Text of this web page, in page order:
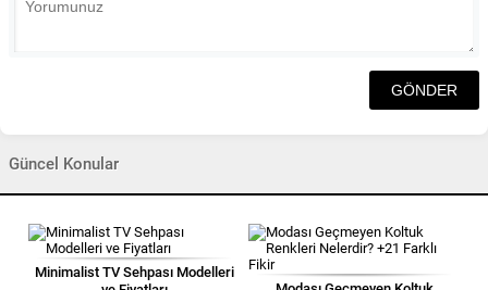
Güncel Konular
Minimalist TV Sehpası Modelleri